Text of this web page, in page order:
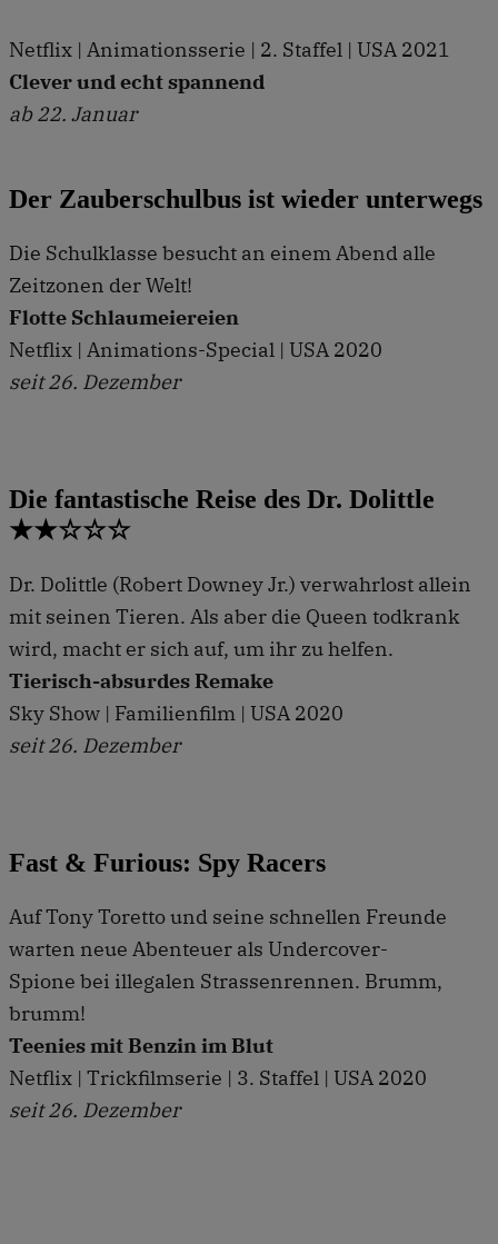
Netflix | Animationsserie | 2. Staffel | USA 2021
Clever und echt spannend
ab 22. Januar
Der Zauberschulbus ist wieder unterwegs
Die Schulklasse besucht an einem Abend alle
Zeitzonen der Welt!
Flotte Schlaumeiereien
Netflix | Animations-Special | USA 2020
seit 26. Dezember
Die fantastische Reise des Dr. Dolittle
★★☆☆☆
Dr. Dolittle (Robert Downey Jr.) verwahrlost allein
mit seinen Tieren. Als aber die Queen todkrank
wird, macht er sich auf, um ihr zu helfen.
Tierisch-absurdes Remake
Sky Show | Familienfilm | USA 2020
seit 26. Dezember
Fast & Furious: Spy Racers
Auf Tony Toretto und seine schnellen Freunde
warten neue Abenteuer als Undercover-
Spione bei illegalen Strassenrennen. Brumm,
brumm!
Teenies mit Benzin im Blut
Netflix | Trickfilmserie | 3. Staffel | USA 2020
seit 26. Dezember